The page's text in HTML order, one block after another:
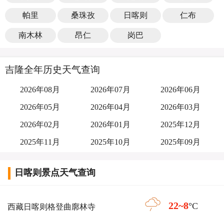
帕里 桑珠孜 日喀则 仁布
南木林 昂仁 岗巴
吉隆全年历史天气查询
2026年08月 2026年07月 2026年06月
2026年05月 2026年04月 2026年03月
2026年02月 2026年01月 2025年12月
2025年11月 2025年10月 2025年09月
日喀则景点天气查询
西藏日喀则格登曲廓林寺 22~8°C